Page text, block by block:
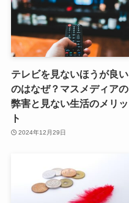
テレビを見ないほうが良い
のはなぜ？マスメディアの
弊害と見ない生活のメリッ
ト
2024年12月29日